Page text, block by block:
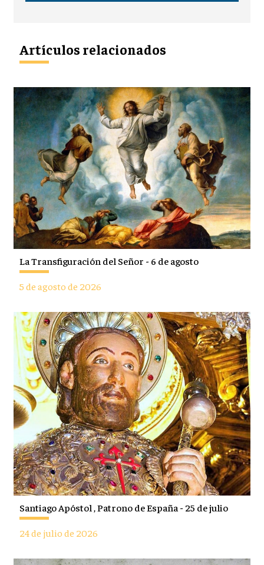
Artículos relacionados
La Transfiguración del Señor - 6 de agosto
5 de agosto de 2026
Santiago Apóstol , Patrono de España - 25 de julio
24 de julio de 2026